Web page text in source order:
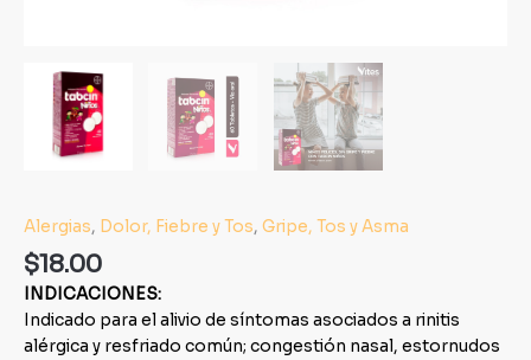
Alergias, Dolor, Fiebre y Tos, Gripe, Tos y Asma
$18.00
INDICACIONES:
Indicado para el alivio de síntomas asociados a rinitis
alérgica y resfriado común; congestión nasal, estornudos